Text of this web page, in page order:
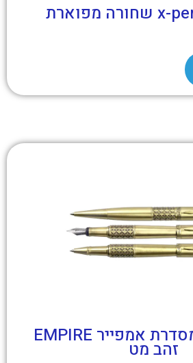
עט X-PEN מסדרת אמפייר EMPIRE
זהב מט